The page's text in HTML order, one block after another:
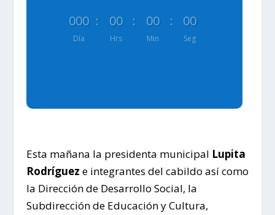
000
Día
: 00
Hrs
: 00
Min
: 00
Seg
Esta mañana la presidenta municipal Lupita
Rodríguez e integrantes del cabildo así como
la Dirección de Desarrollo Social, la
Subdirección de Educación y Cultura,